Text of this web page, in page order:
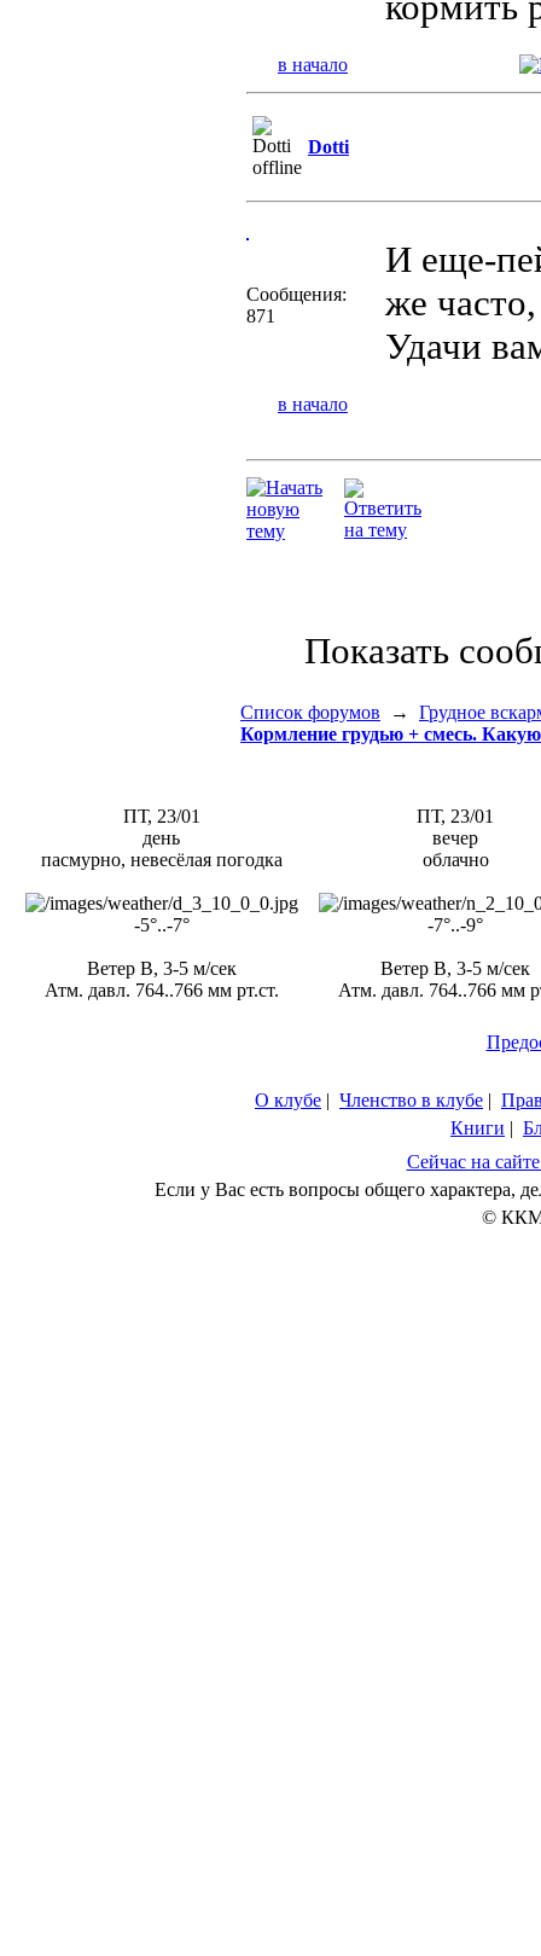
в начало
Dotti
Сообщения:
871
И еще-
же
Удачи
в начало
Показать
Список форумов → Грудное
Кормление грудью + смесь. Какую
ПТ, 23/01
день
пасмурно, невесёлая погодка
-5°..-7°
Ветер В, 3-5 м/сек
Атм. давл. 764..766 мм рт.ст.
ПТ, 23/01
вечер
облачно
-7°..-9°
Ветер В, 3-5 м/сек
Атм. давл. 764..766 мм
О клубе | Членство в клубе |
Книги |
Сейчас на
Если у Вас есть вопросы общего характера,
© ККМ